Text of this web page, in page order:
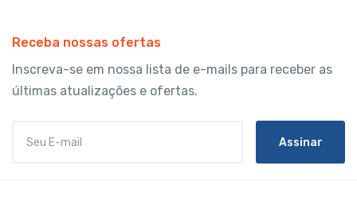
Receba nossas ofertas
Inscreva-se em nossa lista de e-mails para receber as
últimas atualizações e ofertas.
Assinar